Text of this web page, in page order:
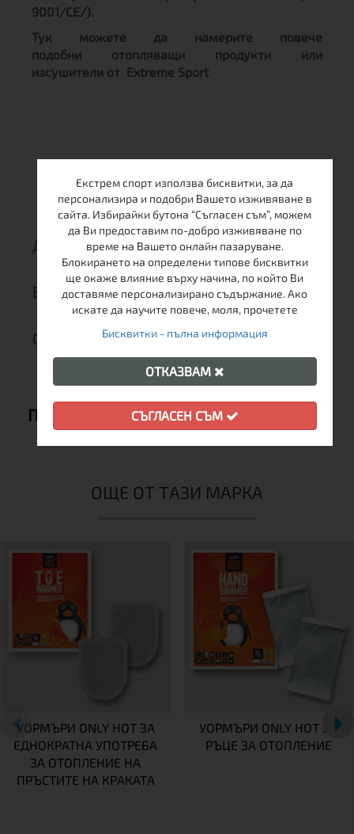
9001/CE/).
Тук можете да намерите повече
подобни отопляващи продукти или
изсушители от Extreme Sport
ДОСТАВКА
ВРЪЩАНЕ
ОТЗИВИ (0)
ПРЕПОРЪЧВАМЕ ВИ СЪЩО:
ОЩЕ ОТ ТАЗИ МАРКА
УОРМЪРИ ONLY HOT ЗА
ЕДНОКРАТНА УПОТРЕБА
ЗА ОТОПЛЕНИЕ НА
ПРЪСТИТЕ НА КРАКАТА
УОРМЪРИ ONLY HOT ЗА
РЪЦЕ ЗА ОТОПЛЕНИЕ
Екстрем спорт използва бисквитки, за да
персонализира и подобри Вашето изживяване в
сайта. Избирайки бутона “Съгласен съм”, можем
да Ви предоставим по-добро изживяване по
време на Вашето онлайн пазаруване.
Блокирането на определени типове бисквитки
ще окаже влияние върху начина, по който Ви
доставяме персонализирано съдържание. Ако
искате да научите повече, моля, прочетете
Бисквитки - пълна информация
ОТКАЗВАМ
СЪГЛАСЕН СЪМ